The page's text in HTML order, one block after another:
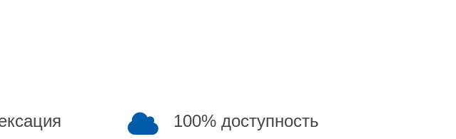
100% доступность